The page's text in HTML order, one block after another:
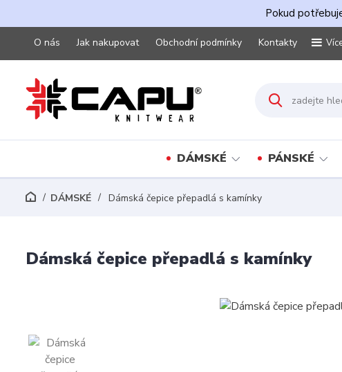
Pokud
O nás Jak nakupovat Obchodní podmínky Kontakty
DÁMSKÉ PÁNSKÉ
DÁMSKÉ Dámská čepice přepadlá s kamínky
Dámská čepice přepadlá s kamínky